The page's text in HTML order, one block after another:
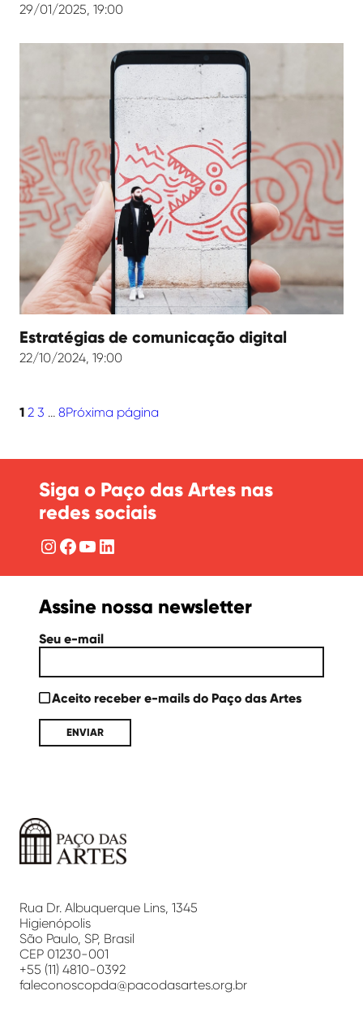
29/01/2025, 19:00
Estratégias de comunicação digital
22/10/2024, 19:00
1 2 3 … 8Próxima página
Siga o Paço das Artes nas
redes sociais
Instagram
Facebook
YouTube
LinkedIn
Assine nossa newsletter
Seu e-mail
Aceito receber e-mails do Paço das Artes
Artes
Rua Dr. Albuquerque Lins, 1345
Higienópolis
São Paulo, SP, Brasil
CEP 01230-001
+55 (11) 4810-0392
faleconoscopda@pacodasartes.org.br